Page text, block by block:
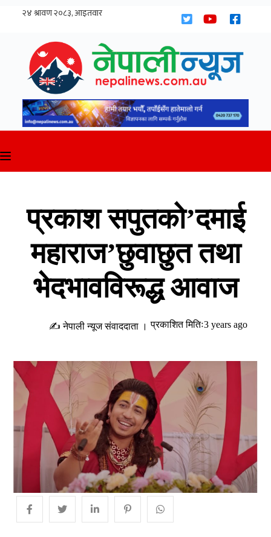
प्रकाश सपुतको’दमाई
महाराज’छुवाछुत तथा
भेदभावविरूद्ध आवाज
✍ नेपाली न्यूज संवाददाता । प्रकाशित मितिः3 years ago